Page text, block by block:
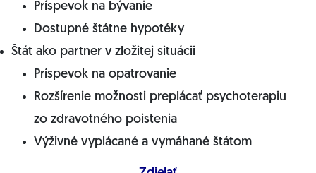
Príspevok na bývanie
Dostupné štátne hypotéky
Štát ako partner v zložitej situácii
Príspevok na opatrovanie
Rozšírenie možnosti preplácať psychoterapiu
zo zdravotného poistenia
Výživné vyplácané a vymáhané štátom